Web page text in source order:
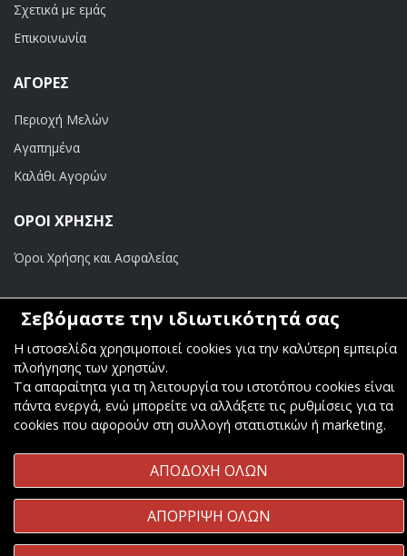
Σχετικά με εμάς
Επικοινωνία
ΑΓΟΡΈΣ
Περιοχή Μελών
Αγαπημένα
Καλάθι Αγορών
ΟΡΟΙ ΧΡΗΣΗΣ
Όροι Χρήσης και Ασφαλείας
ΠΛΗΡΩΜΕΣ
Τραπεζικοί Λογαριασμοί
Κατασκευή & Φιλοξενία
Σεβόμαστε την ιδιωτικότητά σας
Η ιστοσελίδα χρησιμοποιεί cookies για την καλύτερη εμπειρία
πλοήγησης των χρηστών.
Τα απαραίτητα για τη λειτουργία του ιστοτόπου cookies είναι
πάντα ενεργά, ενώ μπορείτε να αλλάξετε τις ρυθμίσεις για τα
cookies που αφορούν στη συλλογή στατιστικών ή marketing.
ΑΠΟΔΟΧΗ ΟΛΩΝ
ΑΠΟΡΡΙΨΗ ΟΛΩΝ